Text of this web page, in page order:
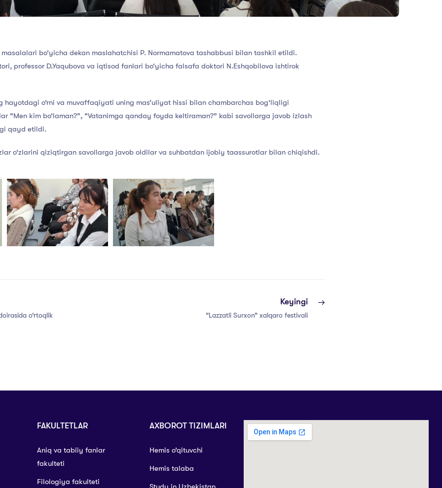
bo‘yicha dekan maslahatchisi P. Normamatova tashabbusi bilan tashkil etildi.
professor D.Yaqubova va iqtisod fanlari bo‘yicha falsafa doktori N.Eshqobilova ishtirok
hayotdagi o‘rni va muvaffaqiyati uning mas’uliyat hissi bilan chambarchas bog‘liqligi
“Men kim bo‘laman?”, “Vatanimga qanday foyda keltiraman?” kabi savollarga javob izlash
qayd etildi.
o‘zlarini qiziqtirgan savollarga javob oldilar va suhbatdan ijobiy taassurotlar bilan chiqishdi.
o‘rtoqlik
Keyingi
“Lazzatli Surxon” xalqaro festivali
FAKULTETLAR
Aniq va tabiiy fanlar
fakulteti
Filologiya fakulteti
AXBOROT TIZIMLARI
Hemis o’qituvchi
Hemis talaba